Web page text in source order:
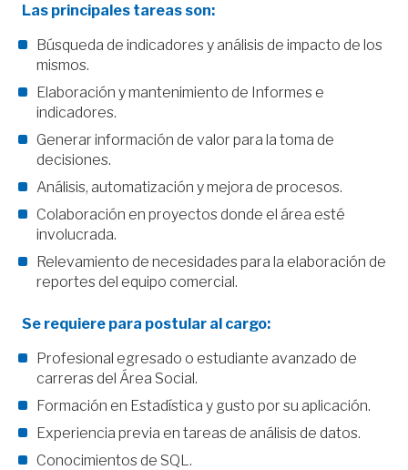
Las principales tareas son:
Búsqueda de indicadores y análisis de impacto de los
mismos.
Elaboración y mantenimiento de Informes e
indicadores.
Generar información de valor para la toma de
decisiones.
Análisis, automatización y mejora de procesos.
Colaboración en proyectos donde el área esté
involucrada.
Relevamiento de necesidades para la elaboración de
reportes del equipo comercial.
Se requiere para postular al cargo:
Profesional egresado o estudiante avanzado de
carreras del Área Social.
Formación en Estadística y gusto por su aplicación.
Experiencia previa en tareas de análisis de datos.
Conocimientos de SQL.